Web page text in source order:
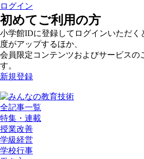
ログイン
初めてご利用の方
小学館IDに登録してログインいただく
度がアップするほか、
会員限定コンテンツおよびサービスの
す。
新規登録
全記事一覧
特集・連載
授業改善
学級経営
学校行事